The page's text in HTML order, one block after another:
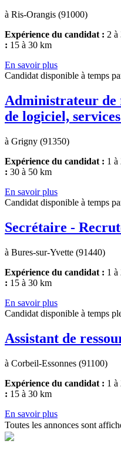
à Ris-Orangis (91000)
Expérience du candidat : 2 à
: 15 à 30 km
En savoir plus
Candidat disponible à temps
Administrateur de
de logiciel,
à Grigny (91350)
Expérience du candidat : 1 à
: 30 à 50 km
En savoir plus
Candidat disponible à temps
Secrétaire -
à Bures-sur-Yvette (91440)
Expérience du candidat : 1 à
: 15 à 30 km
En savoir plus
Candidat disponible à temps
Assistant de
à Corbeil-Essonnes (91100)
Expérience du candidat : 1 à
: 15 à 30 km
En savoir plus
Toutes les annonces sont